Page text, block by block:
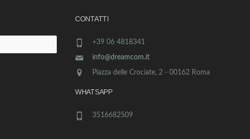
CONTATTI
+39 06 4818341
info@dreamcom.it
Piazza delle Crociate, 2 - 00162 Roma
WHATSAPP
3516682509